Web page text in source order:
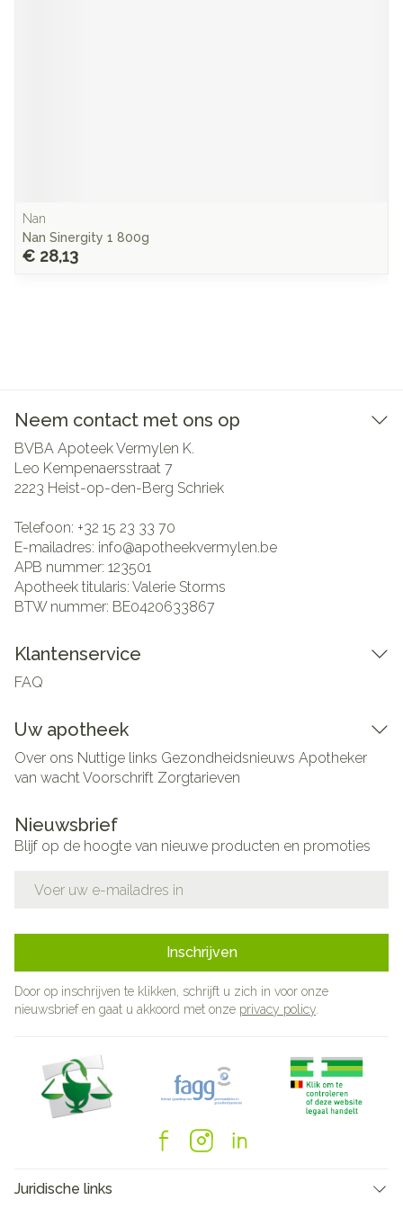
Nan
Nan Sinergity 1 800g
€ 28,13
Neem contact met ons op
BVBA Apoteek Vermylen K.
Leo Kempenaersstraat 7
2223 Heist-op-den-Berg Schriek
Telefoon: +32 15 23 33 70
E-mailadres: info@apotheekvermylen.be
APB nummer: 123501
Apotheek titularis: Valerie Storms
BTW nummer: BE0420633867
Klantenservice
FAQ
Uw apotheek
Over ons Nuttige links Gezondheidsnieuws Apotheker
van wachtVoorschrift Zorgtarieven
Nieuwsbrief
Blijf op de hoogte van nieuwe producten en promoties
Inschrijven
Door op inschrijven te klikken, schrijft u zich in voor onze
nieuwsbrief en gaat u akkoord met onze privacy policy
Juridische links